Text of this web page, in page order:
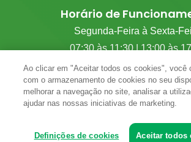
Horário de
Segunda-Feira à Sexta-
07:30 às 11:30 | 13:00 às
© 2026 G.M Tecnologia. Todos Os
Ao clicar em "Aceitar todos os cookies", você
com o armazenamento de cookies no seu
melhorar a navegação no site, analisar a
ajudar nas nossas iniciativas de marketing.
Definições de cookies Aceitar todos